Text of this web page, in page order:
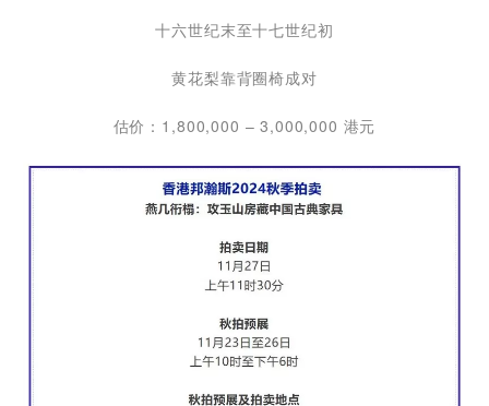
十六世纪末至十七世纪初
黄花梨靠背圈椅成对
估价：1,800,000 – 3,000,000 港元